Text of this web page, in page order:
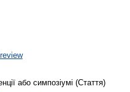
або симпозіумі (Стаття)